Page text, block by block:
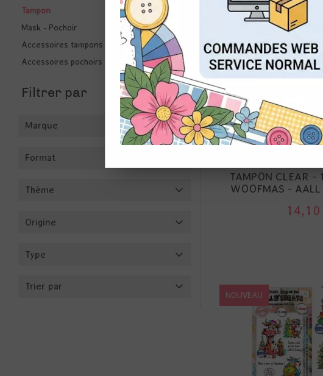
Tampon
Mask - Pochoir
Accessoires tampons
Accessoires pochoirs
Filtrer par
Marque
Format
Thème
Origine
Type
Trier par
TAMPON CLEAR -
WOOFMAS - AALL
NOUVEAU
CONFIGURER